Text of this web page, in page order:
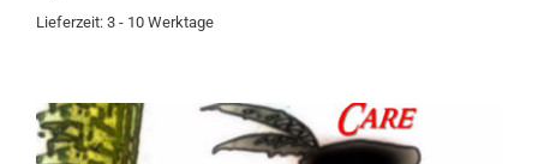
Lieferzeit: 3 - 10 Werktage